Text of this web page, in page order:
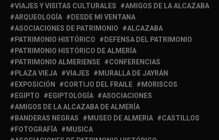
VIAJES Y VISITAS CULTURALES
AMIGOS DE LA ALCAZABA
ARQUEOLOGÍA
DESDE MI VENTANA
ASOCIACIONES DE PATRIMONIO
ALCAZABA
PATRIMONIO HISTÓRICO
DEFENSA DEL PATRIMONIO
PATRIMONIO HISTÓRICO DE ALMERÍA
PATRIMONIO ALMERIENSE
CONFERENCIAS
PLAZA VIEJA
VIAJES
MURALLA DE JAYRÁN
EXPOSICIÓN
CORTIJO DEL FRAILE
MORISCOS
EGIPTO
EGIPTOLOGÍA
ASOCIACIONES
AMIGOS DE LA ALCAZABA DE ALMERÍA
BANDERAS NEGRAS
MUSEO DE ALMERIA
CASTILLOS
FOTOGRAFÍA
MUSICA